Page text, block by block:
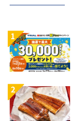
1
2